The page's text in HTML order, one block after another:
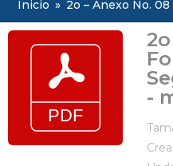
Inicio » 2o – Anexo No.
-